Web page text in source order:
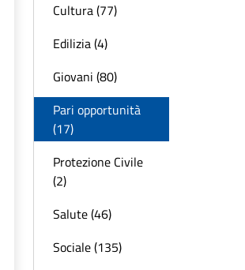
Cultura (77)
Edilizia (4)
Giovani (80)
Pari opportunità
(17)
Protezione Civile
(2)
Salute (46)
Sociale (135)